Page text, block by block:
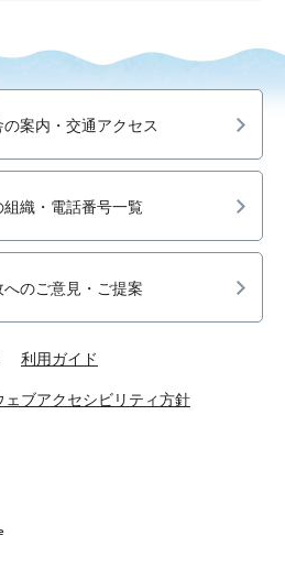
の案内・交通アクセス
組織・電話番号一覧
へのご意見・ご提案
利用ガイド
ェブアクセシビリティ方針